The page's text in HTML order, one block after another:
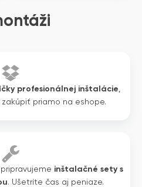
profesionálnej inštalácie
priamo na eshope.
inštalačné sety s
. Ušetríte čas aj peniaze.